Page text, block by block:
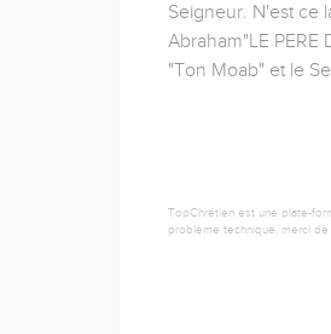
Seigneur. N'est ce
Abraham"LE
"Ton Moab" et le
TopChrétien est une plate-
problème technique, merci